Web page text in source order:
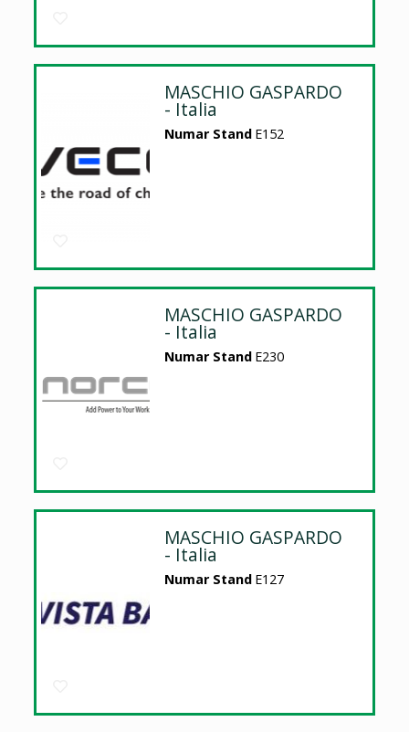
MASCHIO GASPARDO
- Italia
Numar Stand E152
MASCHIO GASPARDO
- Italia
Numar Stand E230
MASCHIO GASPARDO
- Italia
Numar Stand E127